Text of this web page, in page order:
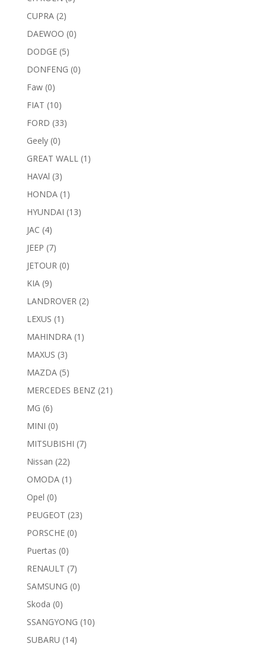
CUPRA (2)
DAEWOO (0)
DODGE (5)
DONFENG (0)
Faw (0)
FIAT (10)
FORD (33)
Geely (0)
GREAT WALL (1)
HAVAl (3)
HONDA (1)
HYUNDAI (13)
JAC (4)
JEEP (7)
JETOUR (0)
KIA (9)
LANDROVER (2)
LEXUS (1)
MAHINDRA (1)
MAXUS (3)
MAZDA (5)
MERCEDES BENZ (21)
MG (6)
MINI (0)
MITSUBISHI (7)
Nissan (22)
OMODA (1)
Opel (0)
PEUGEOT (23)
PORSCHE (0)
Puertas (0)
RENAULT (7)
SAMSUNG (0)
Skoda (0)
SSANGYONG (10)
SUBARU (14)